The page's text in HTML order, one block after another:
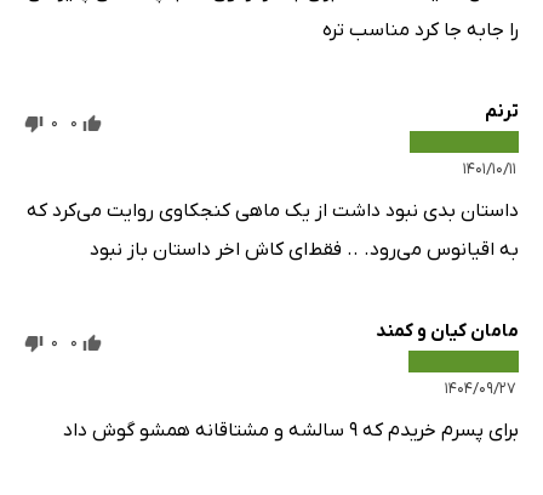
را جابه جا کرد مناسب تره
ترنم
۱۴۰۱/۱۰/۱۱
0
0
داستان بدی نبود داشت از یک ماهی کنجکاوی روایت می‌کرد که
به اقیانوس می‌رود. ‌.. فقط‌ای کاش اخر داستان باز نبود
مامان کیان و کمند
۱۴۰۴/۰۹/۲۷
0
0
برای پسرم خریدم که ۹ سالشه و مشتاقانه همشو گوش داد